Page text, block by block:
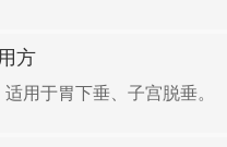
方
用于胃下垂、子宫脱垂。